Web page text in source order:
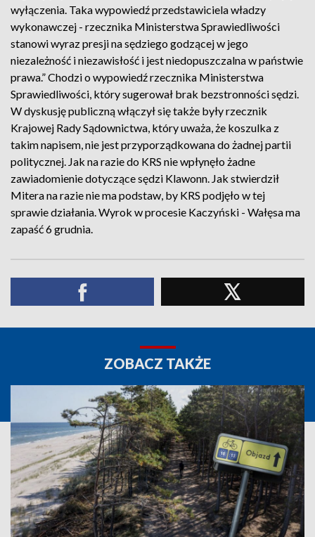
wyłączenia. Taka wypowiedź przedstawiciela władzy
wykonawczej - rzecznika Ministerstwa Sprawiedliwości
stanowi wyraz presji na sędziego godzącej w jego
niezależność i niezawisłość i jest niedopuszczalna w państwie
prawa.” Chodzi o wypowiedź rzecznika Ministerstwa
Sprawiedliwości, który sugerował brak bezstronności sędzi.
W dyskusję publiczną włączył się także były rzecznik
Krajowej Rady Sądownictwa, który uważa, że koszulka z
takim napisem, nie jest przyporządkowana do żadnej partii
politycznej. Jak na razie do KRS nie wpłynęło żadne
zawiadomienie dotyczące sędzi Klawonn. Jak stwierdził
Mitera na razie nie ma podstaw, by KRS podjęło w tej
sprawie działania. Wyrok w procesie Kaczyński - Wałęsa ma
zapaść 6 grudnia.
ZOBACZ TAKŻE